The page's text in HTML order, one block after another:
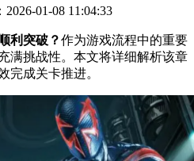
01-08 11:04:33
利突破？作为游戏流程中的重要
满挑战性。本文将详细解析该章
完成关卡推进。